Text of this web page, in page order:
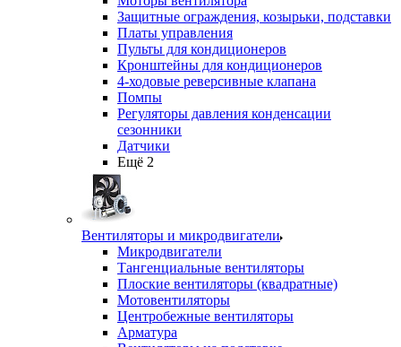
Защитные ограждения, козырьки, подставки
Платы управления
Пульты для кондиционеров
Кронштейны для кондиционеров
4-ходовые реверсивные клапана
Помпы
Регуляторы давления конденсации
сезонники
Датчики
Ещё 2
Вентиляторы и микродвигатели
Микродвигатели
Тангенциальные вентиляторы
Плоские вентиляторы (квадратные)
Мотовентиляторы
Центробежные вентиляторы
Арматура